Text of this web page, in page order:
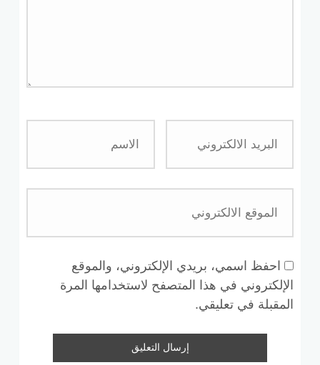
احفظ اسمي، بريدي الإلكتروني، والموقع
الإلكتروني في هذا المتصفح لاستخدامها المرة
المقبلة في تعليقي.